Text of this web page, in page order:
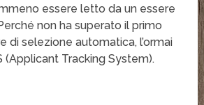
essere letto da un essere
non ha superato il primo
di selezione automatica, l’ormai
(Applicant Tracking System).